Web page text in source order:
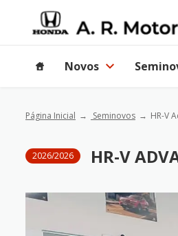
Novos
Página Inicial Seminovos HR-V
2026/2026 HR-V